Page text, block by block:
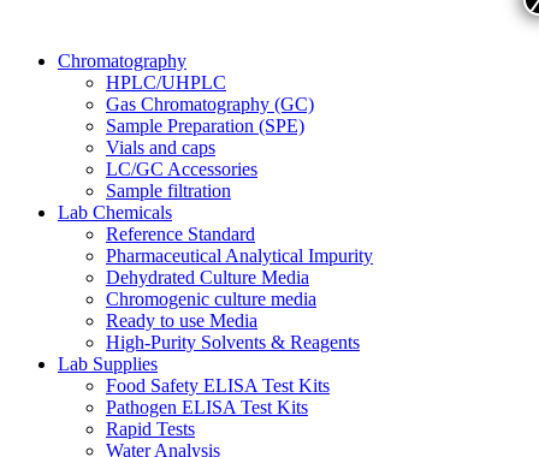
Chromatography
HPLC/UHPLC
Gas Chromatography (GC)
Sample Preparation (SPE)
Vials and caps
LC/GC Accessories
Sample filtration
Lab Chemicals
Reference Standard
Pharmaceutical Analytical Impurity
Dehydrated Culture Media
Chromogenic culture media
Ready to use Media
High-Purity Solvents & Reagents
Lab Supplies
Food Safety ELISA Test Kits
Pathogen ELISA Test Kits
Rapid Tests
Water Analysis